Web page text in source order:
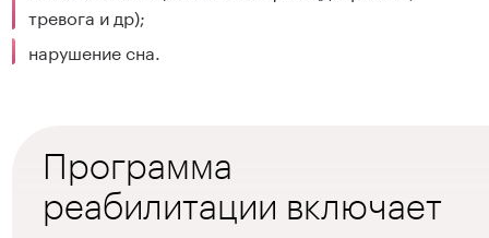
тревога и др);
нарушение сна.
Программа
реабилитации включает